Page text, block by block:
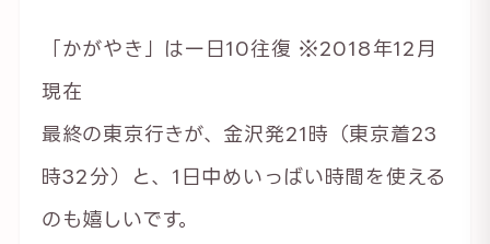
「かがやき」は一日10往復 ※2018年12月
現在
最終の東京行きが、金沢発21時（東京着23
時32分）と、1日中めいっばい時間を使える
のも嬉しいです。